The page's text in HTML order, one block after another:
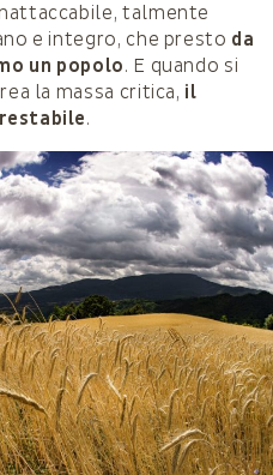
talmente
e integro, che presto da
un popolo. E quando si
la massa critica, il
.